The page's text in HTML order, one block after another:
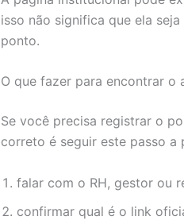
isso não significa que ela
ponto.
O que fazer para encontrar o
Se você precisa registrar o
correto é seguir este passo a
falar com o RH, gestor ou
confirmar qual é o link